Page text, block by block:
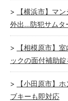
【横浜市】マ
外出…防犯サムタ
【相模原市】
ックの面付補助
【小田原市】
ブキーも即対応